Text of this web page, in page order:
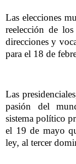
Las elecciones
reelección de
direcciones y
para el 18 de
Las
pasión del
sistema político
el 19 de mayo
ley, al tercer